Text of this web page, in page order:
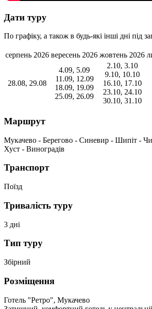
Дати туру
По графіку, а також в будь-які інші дні під
серпень 2026 вересень 2026 жовтень 2026
28.08, 29.08
4.09, 5.09
11.09, 12.09
18.09, 19.09
25.09, 26.09
2.10, 3.10
9.10, 10.10
16.10, 17.10
23.10, 24.10
30.10, 31.10
Маршрут
Мукачево - Берегово - Синевир - Шипіт -
Хуст - Виноградів
Транспорт
Поїзд
Тривалість туру
3 дні
Тип туру
Збірний
Розміщення
Готель "Ретро", Мукачево